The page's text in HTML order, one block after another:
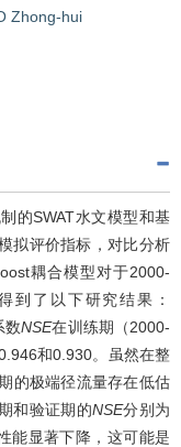
Zhong-hui
的SWAT水文模型和基
拟评价指标，对比分析
耦合模型对于2000-
到了以下研究结果：
数NSE在训练期（2000-
和0.930。虽然在整
的极端径流量存在低估
和验证期的NSE分别为
能显著下降，这可能是